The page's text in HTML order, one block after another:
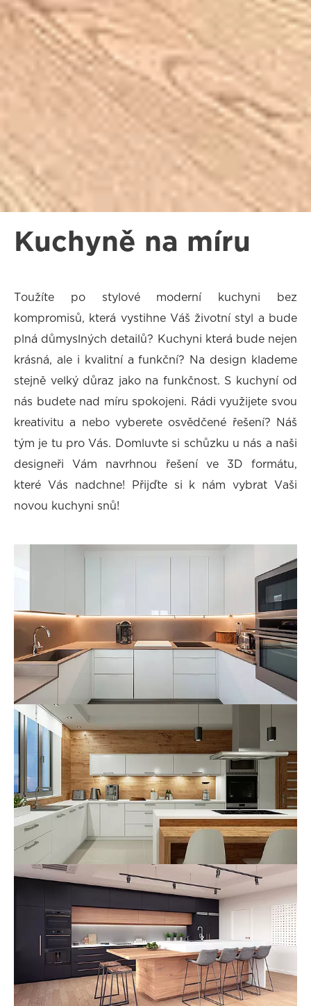
Kuchyně na míru
Toužíte po stylové moderní kuchyni bez
kompromisů, která vystihne Váš životní styl a bude
plná důmyslných detailů? Kuchyni která bude nejen
krásná, ale i kvalitní a funkční? Na design klademe
stejně velký důraz jako na funkčnost. S kuchyní od
nás budete nad míru spokojeni. Rádi využijete svou
kreativitu a nebo vyberete osvědčené řešení? Náš
tým je tu pro Vás. Domluvte si schůzku u nás a naši
designeři Vám navrhnou řešení ve 3D formátu,
které Vás nadchne! Přijďte si k nám vybrat Vaši
novou kuchyni snů!